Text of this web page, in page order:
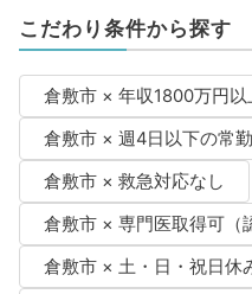
こだわり条件から探す
倉敷市 × 年収1800万円以
倉敷市 × 週4日以下の常
倉敷市 × 救急対応なし
倉敷市 × 専門医取得可（
倉敷市 × 土・日・祝日休